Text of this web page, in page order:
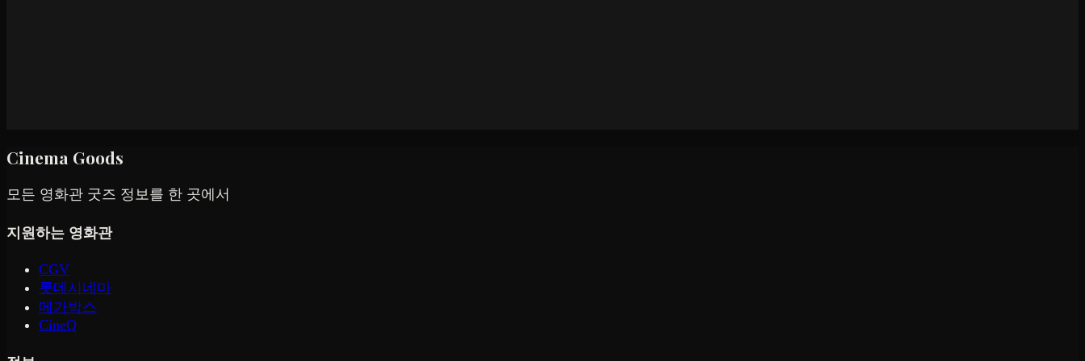
Cinema Goods
모든 영화관 굿즈 정보를 한 곳에서
지원하는 영화관
CGV
롯데시네마
메가박스
CineQ